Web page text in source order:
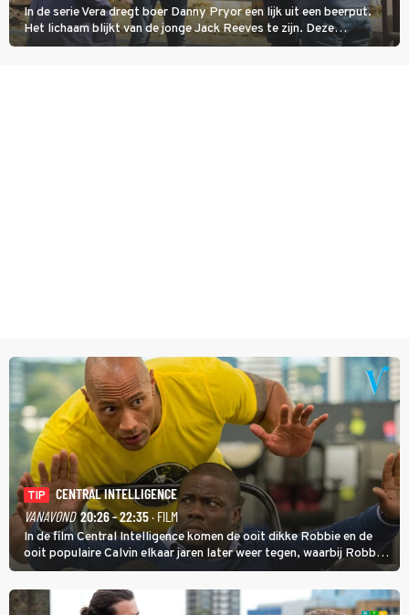
In de serie Vera dregt boer Danny Pryor een lijk uit een beerput.
Het lichaam blijkt van de jonge Jack Reeves te zijn. Deze
homoseksuele woonwagenbewoner had gebroken met zijn familie
TIP
CENTRAL INTELLIGENCE
VANAVOND 20:26 - 22:35· FILM
In de film Central Intelligence komen de ooit dikke Robbie en de
ooit populaire Calvin elkaar jaren later weer tegen, waarbij Robbie,
inmiddels supergespierd en werkzaam voor de CIA, Calvins hulp
goed kan gebruiken.